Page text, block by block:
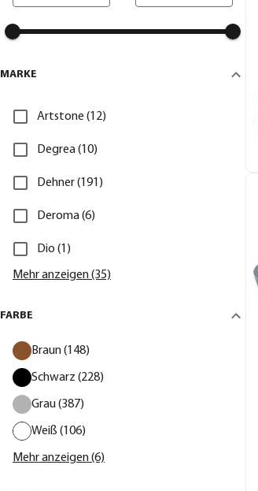
MARKE
Artstone (12)
Degrea (10)
Dehner (191)
Deroma (6)
Dio (1)
Mehr anzeigen (35)
FARBE
Braun (148)
Schwarz (228)
Grau (387)
Weiß (106)
Mehr anzeigen (6)